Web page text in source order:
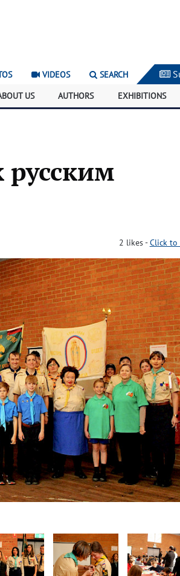
VIDEOS SEARCH
US AUTHORS EXHIBITIONS
русским
2 likes-Click to